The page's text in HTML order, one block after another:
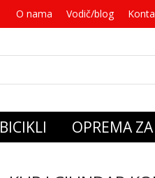
Za svaku
O nama Vodič/blog
BICIKLI OPREMA